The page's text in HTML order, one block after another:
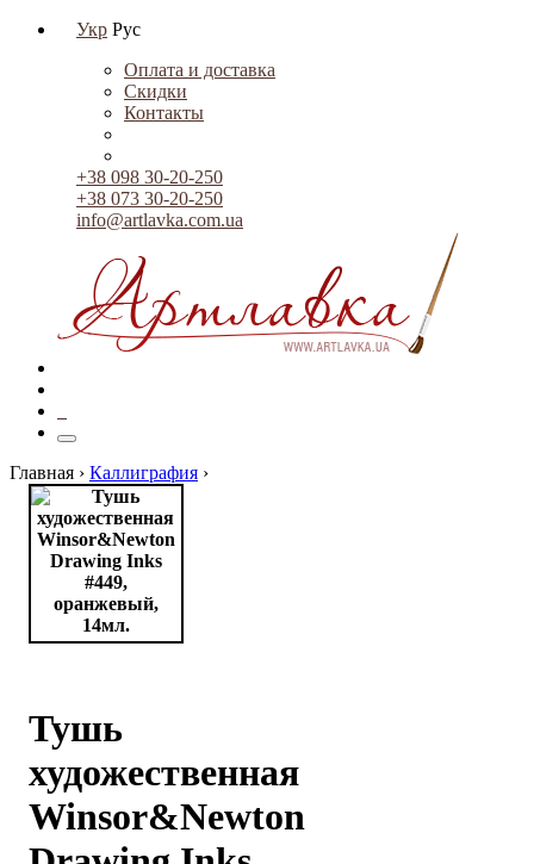
Укр Рус
Оплата и доставка
Скидки
Контакты
+38 098 30-20-250
+38 073 30-20-250
info@artlavka.com.ua
Главная › Каллиграфия ›
Тушь
художественная
Winsor&Newton